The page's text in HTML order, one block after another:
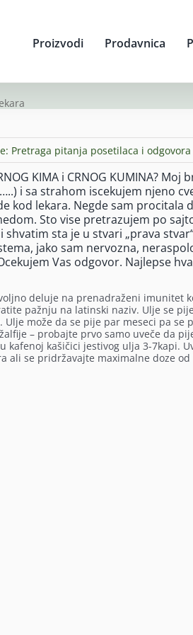
Proizvodi Prodavnica
Pretraga pitanja posetilaca i
KIMA i CRNOG KUMINA? Moj
i sa strahom iscekujem njeno
lekara. Negde sam procitala
Sto vise pretrazujem po
sta je u stvari „prava
jako sam nervozna,
Vas odgovor. Najlepse
deluje na prenadraženi imunitet
pažnju na latinski naziv. Ulje se
može da se pije par meseci pa se
– probajte prvo samo uveče da
kašičici jestivog ulja 3-7kapi.
ali se pridržavajte maximalne doze od